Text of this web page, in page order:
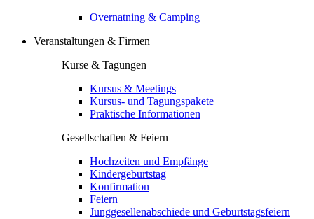
Overnatning & Camping
Veranstaltungen & Firmen
Kurse & Tagungen
Kursus & Meetings
Kursus- und Tagungspakete
Praktische Informationen
Gesellschaften & Feiern
Hochzeiten und Empfänge
Kindergeburtstag
Konfirmation
Feiern
Junggesellenabschiede und Geburtstagsfeiern